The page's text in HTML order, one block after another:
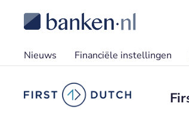
Nieuws Financiële instellingen